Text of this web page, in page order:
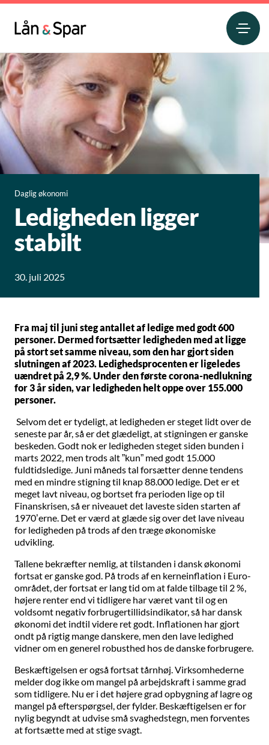
Daglig økonomi
Ledigheden ligger
stabilt
30. juli 2025
Fra maj til juni steg antallet af ledige med godt 600
personer. Dermed fortsætter ledigheden med at ligge
på stort set samme niveau, som den har gjort siden
slutningen af 2023. Ledighedsprocenten er ligeledes
uændret på 2,9 %. Under den første corona-nedlukning
for 3 år siden, var ledigheden helt oppe over 155.000
personer.
Selvom det er tydeligt, at ledigheden er steget lidt over de
seneste par år, så er det glædeligt, at stigningen er ganske
beskeden. Godt nok er ledigheden steget siden bunden i
marts 2022, men trods alt ”kun” med godt 15.000
fuldtidsledige. Juni måneds tal forsætter denne tendens
med en mindre stigning til knap 88.000 ledige. Det er et
meget lavt niveau, og bortset fra perioden lige op til
Finanskrisen, så er niveauet det laveste siden starten af
1970’erne. Det er værd at glæde sig over det lave niveau
for ledigheden på trods af den træge økonomiske
udvikling.
Tallene bekræfter nemlig, at tilstanden i dansk økonomi
fortsat er ganske god. På trods af en kerneinflation i Euro-
området, der fortsat er lang tid om at falde tilbage til 2 %,
højere renter end vi tidligere har været vant til og en
voldsomt negativ forbrugertillidsindikator, så har dansk
økonomi det indtil videre ret godt. Inflationen har gjort
ondt på rigtig mange danskere, men den lave ledighed
vidner om en generel robusthed hos de danske forbrugere.
Beskæftigelsen er også fortsat tårnhøj. Virksomhederne
melder dog ikke om mangel på arbejdskraft i samme grad
som tidligere. Nu er i det højere grad opbygning af lagre og
mangel på efterspørgsel, der fylder. Beskæftigelsen er for
nylig begyndt at udvise små svaghedstegn, men forventes
at fortsætte med at stige svagt.